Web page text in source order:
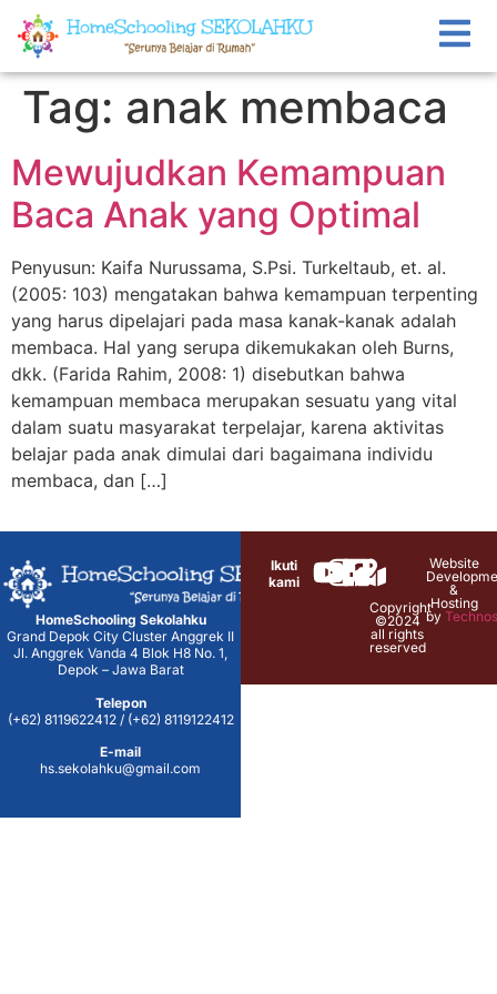
Tag: anak membaca
Mewujudkan Kemampuan
Baca Anak yang Optimal
Penyusun: Kaifa Nurussama, S.Psi. Turkeltaub, et. al.
(2005: 103) mengatakan bahwa kemampuan terpenting
yang harus dipelajari pada masa kanak-kanak adalah
membaca. Hal yang serupa dikemukakan oleh Burns,
dkk. (Farida Rahim, 2008: 1) disebutkan bahwa
kemampuan membaca merupakan sesuatu yang vital
dalam suatu masyarakat terpelajar, karena aktivitas
belajar pada anak dimulai dari bagaimana individu
membaca, dan […]
HomeSchooling Sekolahku
Grand Depok City Cluster Anggrek II
Jl. Anggrek Vanda 4 Blok H8 No. 1,
Depok – Jawa Barat
Telepon
(+62) 8119622412 / (+62) 8119122412
E-mail
hs.sekolahku@gmail.com
Ikuti
kami
Copyright
©2024
all rights
reserved
Website
&
Hosting
by